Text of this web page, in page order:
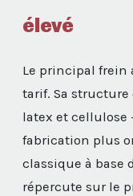
élevé
Le principal frein
tarif. Sa
latex et cellulose
fabrication plus
classique à base
répercute sur le